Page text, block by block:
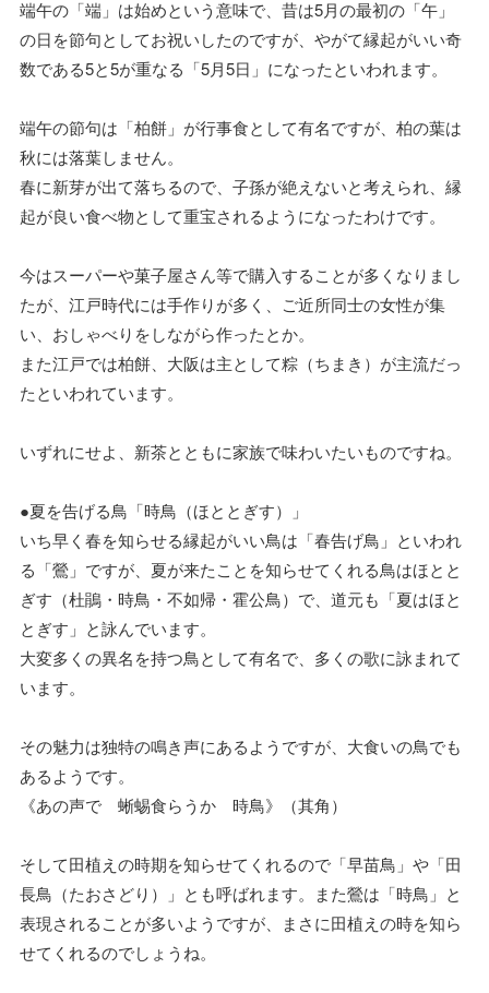
端午の「端」は始めという意味で、昔は5月の最初の「午」
の日を節句としてお祝いしたのですが、やがて縁起がいい奇
数である5と5が重なる「5月5日」になったといわれます。
端午の節句は「柏餅」が行事食として有名ですが、柏の葉は
秋には落葉しません。
春に新芽が出て落ちるので、子孫が絶えないと考えられ、縁
起が良い食べ物として重宝されるようになったわけです。
今はスーパーや菓子屋さん等で購入することが多くなりまし
たが、江戸時代には手作りが多く、ご近所同士の女性が集
い、おしゃべりをしながら作ったとか。
また江戸では柏餅、大阪は主として粽（ちまき）が主流だっ
たといわれています。
いずれにせよ、新茶とともに家族で味わいたいものですね。
●夏を告げる鳥「時鳥（ほととぎす）」
いち早く春を知らせる縁起がいい鳥は「春告げ鳥」といわれ
る「鶯」ですが、夏が来たことを知らせてくれる鳥はほとと
ぎす（杜鵑・時鳥・不如帰・霍公鳥）で、道元も「夏はほと
とぎす」と詠んでいます。
大変多くの異名を持つ鳥として有名で、多くの歌に詠まれて
います。
その魅力は独特の鳴き声にあるようですが、大食いの鳥でも
あるようです。
《あの声で 蜥蜴食らうか 時鳥》（其角）
そして田植えの時期を知らせてくれるので「早苗鳥」や「田
長鳥（たおさどり）」とも呼ばれます。また鶯は「時鳥」と
表現されることが多いようですが、まさに田植えの時を知ら
せてくれるのでしょうね。